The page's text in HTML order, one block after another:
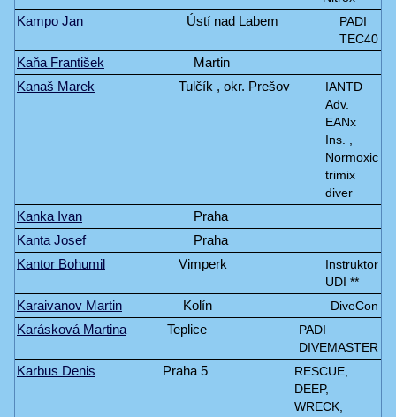
Kampo Jan Ústí nad Labem
PADI
TEC40
Kaňa František
Martin
Kanaš Marek
Tulčík , okr. Prešov
IANTD
Adv.
EANx
Ins. ,
Normoxic
trimix
diver
Kanka Ivan
Praha
Kanta Josef
Praha
Kantor Bohumil
Vimperk
Instruktor
UDI **
Karaivanov Martin Kolín DiveCon
Karásková Martina Teplice
PADI
DIVEMASTER
Karbus Denis Praha 5
RESCUE,
DEEP,
WRECK,